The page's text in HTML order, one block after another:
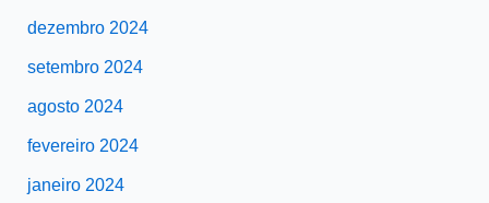
dezembro 2024
setembro 2024
agosto 2024
fevereiro 2024
janeiro 2024